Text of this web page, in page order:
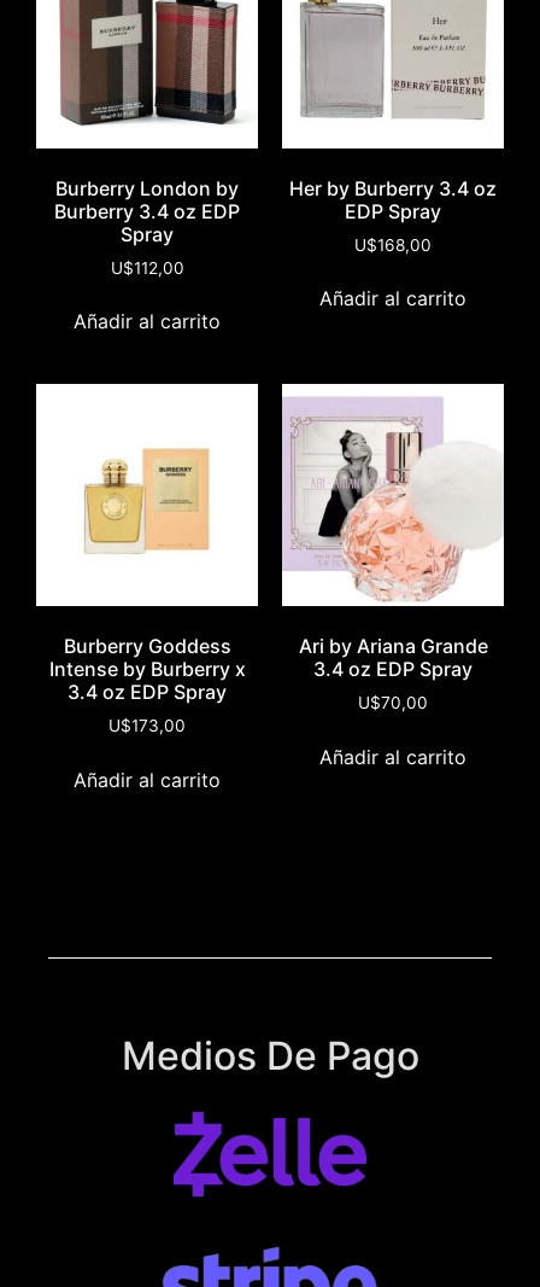
Burberry London by
Burberry 3.4 oz EDP
Spray
U$112,00
Añadir al carrito
Her by Burberry 3.4 oz
EDP Spray
U$168,00
Añadir al carrito
Burberry Goddess
Intense by Burberry x
3.4 oz EDP Spray
U$173,00
Añadir al carrito
Ari by Ariana Grande
3.4 oz EDP Spray
U$70,00
Añadir al carrito
Medios De Pago